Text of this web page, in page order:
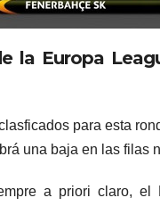
la Europa
para esta
una baja en las filas
a priori claro,